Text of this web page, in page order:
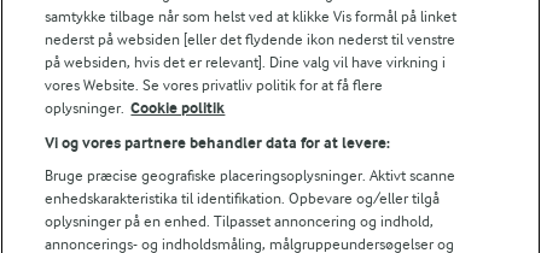
30 MIN
samtykke tilbage når som helst ved at klikke Vis formål på linket
nederst på websiden [eller det flydende ikon nederst til venstre
på websiden, hvis det er relevant]. Dine valg vil have virkning i
vores Website. Se vores privatliv politik for at få flere
oplysninger. Cookie politik
Vi og vores partnere behandler data for at levere:
Bruge præcise geografiske placeringsoplysninger. Aktivt scanne
enhedskarakteristika til identifikation. Opbevare og/eller tilgå
oplysninger på en enhed. Tilpasset annoncering og indhold,
annoncerings- og indholdsmåling, målgruppeundersøgelser og